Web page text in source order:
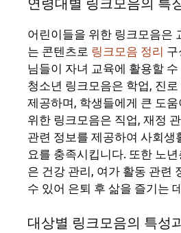
연령대별 링크모음의 특
어린이들을 위한 링크모음은
는 콘텐츠로 링크모음 정리 구
님들이 자녀 교육에 활용할
청소년 링크모음은 학업, 진
제공하며, 학생들에게 큰 도
위한 링크모음은 직업, 재정
관련 정보를 제공하여 사회생
요를 충족시킵니다. 또한 노
은 건강 관리, 여가 활동 관련
수 있어 은퇴 후 삶을 즐기는
대상별 링크모음의 특성